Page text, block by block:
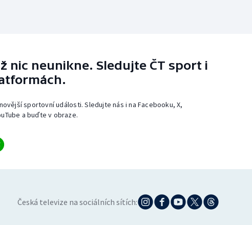
nic neunikne. Sledujte ČT sport i
sportovní události. Sledujte nás i na Facebooku, X,
a buďte v obraze.
Česká televize na sociálních sítích: